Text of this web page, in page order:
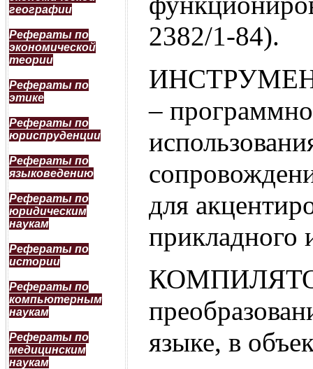
географии
Рефераты по
экономической
теории
Рефераты по
этике
Рефераты по
юриспруденции
Рефераты по
языковедению
Рефераты по
юридическим
наукам
Рефераты по
истории
Рефераты по
компьютерным
наукам
Рефераты по
медицинским
наукам
2382/1-84).
–
для
прикладного
языке, в